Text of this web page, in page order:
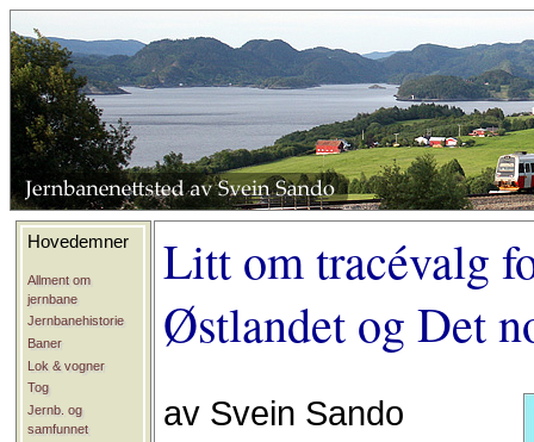
Hovedemner
Allment om
jernbane
Jernbanehistorie
Baner
Lok & vogner
Tog
Jernb. og
samfunnet
Litt om tracévalg
Østlandet og Det
av Svein Sando